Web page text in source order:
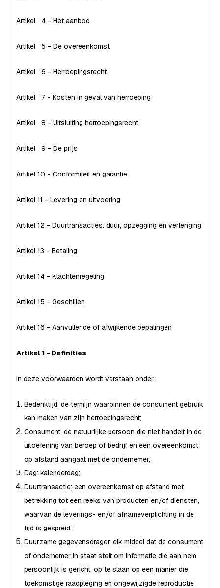
Artikel 4 - Het aanbod
Artikel 5 - De overeenkomst
Artikel 6 - Herroepingsrecht
Artikel 7 - Kosten in geval van herroeping
Artikel 8 - Uitsluiting herroepingsrecht
Artikel 9 - De prijs
Artikel 10 - Conformiteit en garantie
Artikel 11 - Levering en uitvoering
Artikel 12 - Duurtransacties: duur, opzegging en verlenging
Artikel 13 - Betaling
Artikel 14 - Klachtenregeling
Artikel 15 - Geschillen
Artikel 16 - Aanvullende of afwijkende bepalingen
Artikel 1 - Definities
In deze voorwaarden wordt verstaan onder:
Bedenktijd: de termijn waarbinnen de consument gebruik
kan maken van zijn herroepingsrecht;
Consument: de natuurlijke persoon die niet handelt in de
uitoefening van beroep of bedrijf en een overeenkomst
op afstand aangaat met de ondernemer;
Dag: kalenderdag;
Duurtransactie: een overeenkomst op afstand met
betrekking tot een reeks van producten en/of diensten,
waarvan de leverings- en/of afnameverplichting in de
tijd is gespreid;
Duurzame gegevensdrager: elk middel dat de consument
of ondernemer in staat stelt om informatie die aan hem
persoonlijk is gericht, op te slaan op een manier die
toekomstige raadpleging en ongewijzigde reproductie